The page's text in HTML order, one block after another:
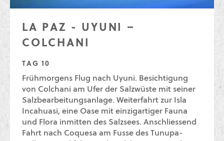
LA PAZ - UYUNI –
COLCHANI
TAG 10
Frühmorgens Flug nach Uyuni. Besichtigung
von Colchani am Ufer der Salzwüste mit seiner
Salzbearbeitungsanlage. Weiterfahrt zur Isla
Incahuasi, eine Oase mit einzigartiger Fauna
und Flora inmitten des Salzsees. Anschliessend
Fahrt nach Coquesa am Fusse des Tunupa-